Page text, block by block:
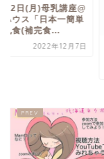
12日(月)母乳講座@
ハウス「日本一簡単
乳食(補完食...
2022年12月7日